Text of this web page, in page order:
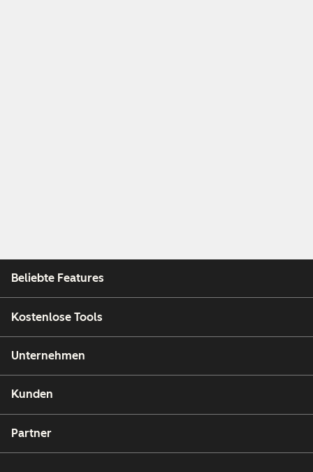
Beliebte Features
Kostenlose Tools
Unternehmen
Kunden
Partner